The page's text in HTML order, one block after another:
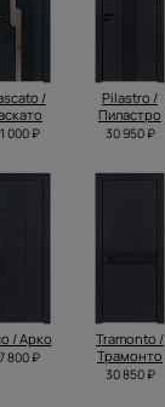
/
000 ₽
Pilastro /
Пиластро
30 950 ₽
/ Арко
800 ₽
Tramonto /
Трамонто
30 850 ₽